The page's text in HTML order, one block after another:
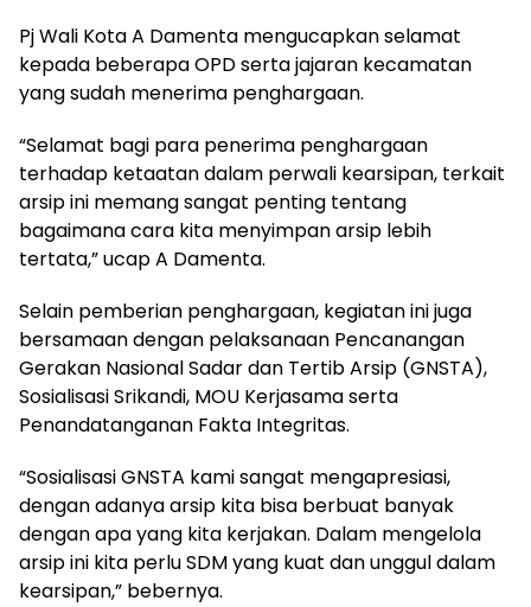
Pj Wali Kota A Damenta mengucapkan selamat
kepada beberapa OPD serta jajaran kecamatan
yang sudah menerima penghargaan.
“Selamat bagi para penerima penghargaan
terhadap ketaatan dalam perwali kearsipan, terkait
arsip ini memang sangat penting tentang
bagaimana cara kita menyimpan arsip lebih
tertata,” ucap A Damenta.
Selain pemberian penghargaan, kegiatan ini juga
bersamaan dengan pelaksanaan Pencanangan
Gerakan Nasional Sadar dan Tertib Arsip (GNSTA),
Sosialisasi Srikandi, MOU Kerjasama serta
Penandatanganan Fakta Integritas.
“Sosialisasi GNSTA kami sangat mengapresiasi,
dengan adanya arsip kita bisa berbuat banyak
dengan apa yang kita kerjakan. Dalam mengelola
arsip ini kita perlu SDM yang kuat dan unggul dalam
kearsipan,” bebernya.